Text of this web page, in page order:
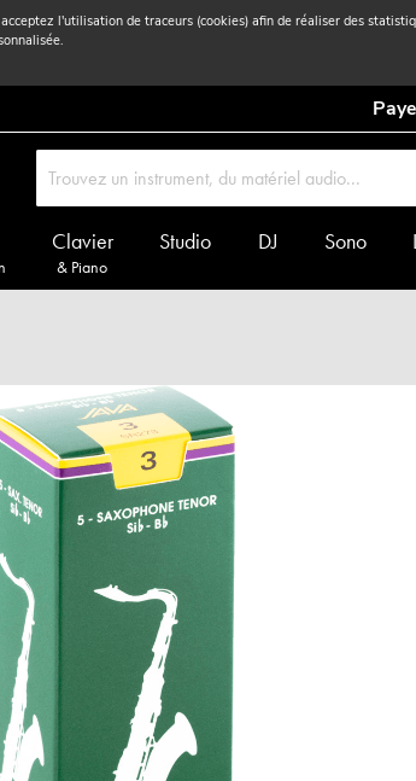
l'utilisation de traceurs (cookies) afin de réaliser des
Clavier
& Piano
Studio DJ Sono